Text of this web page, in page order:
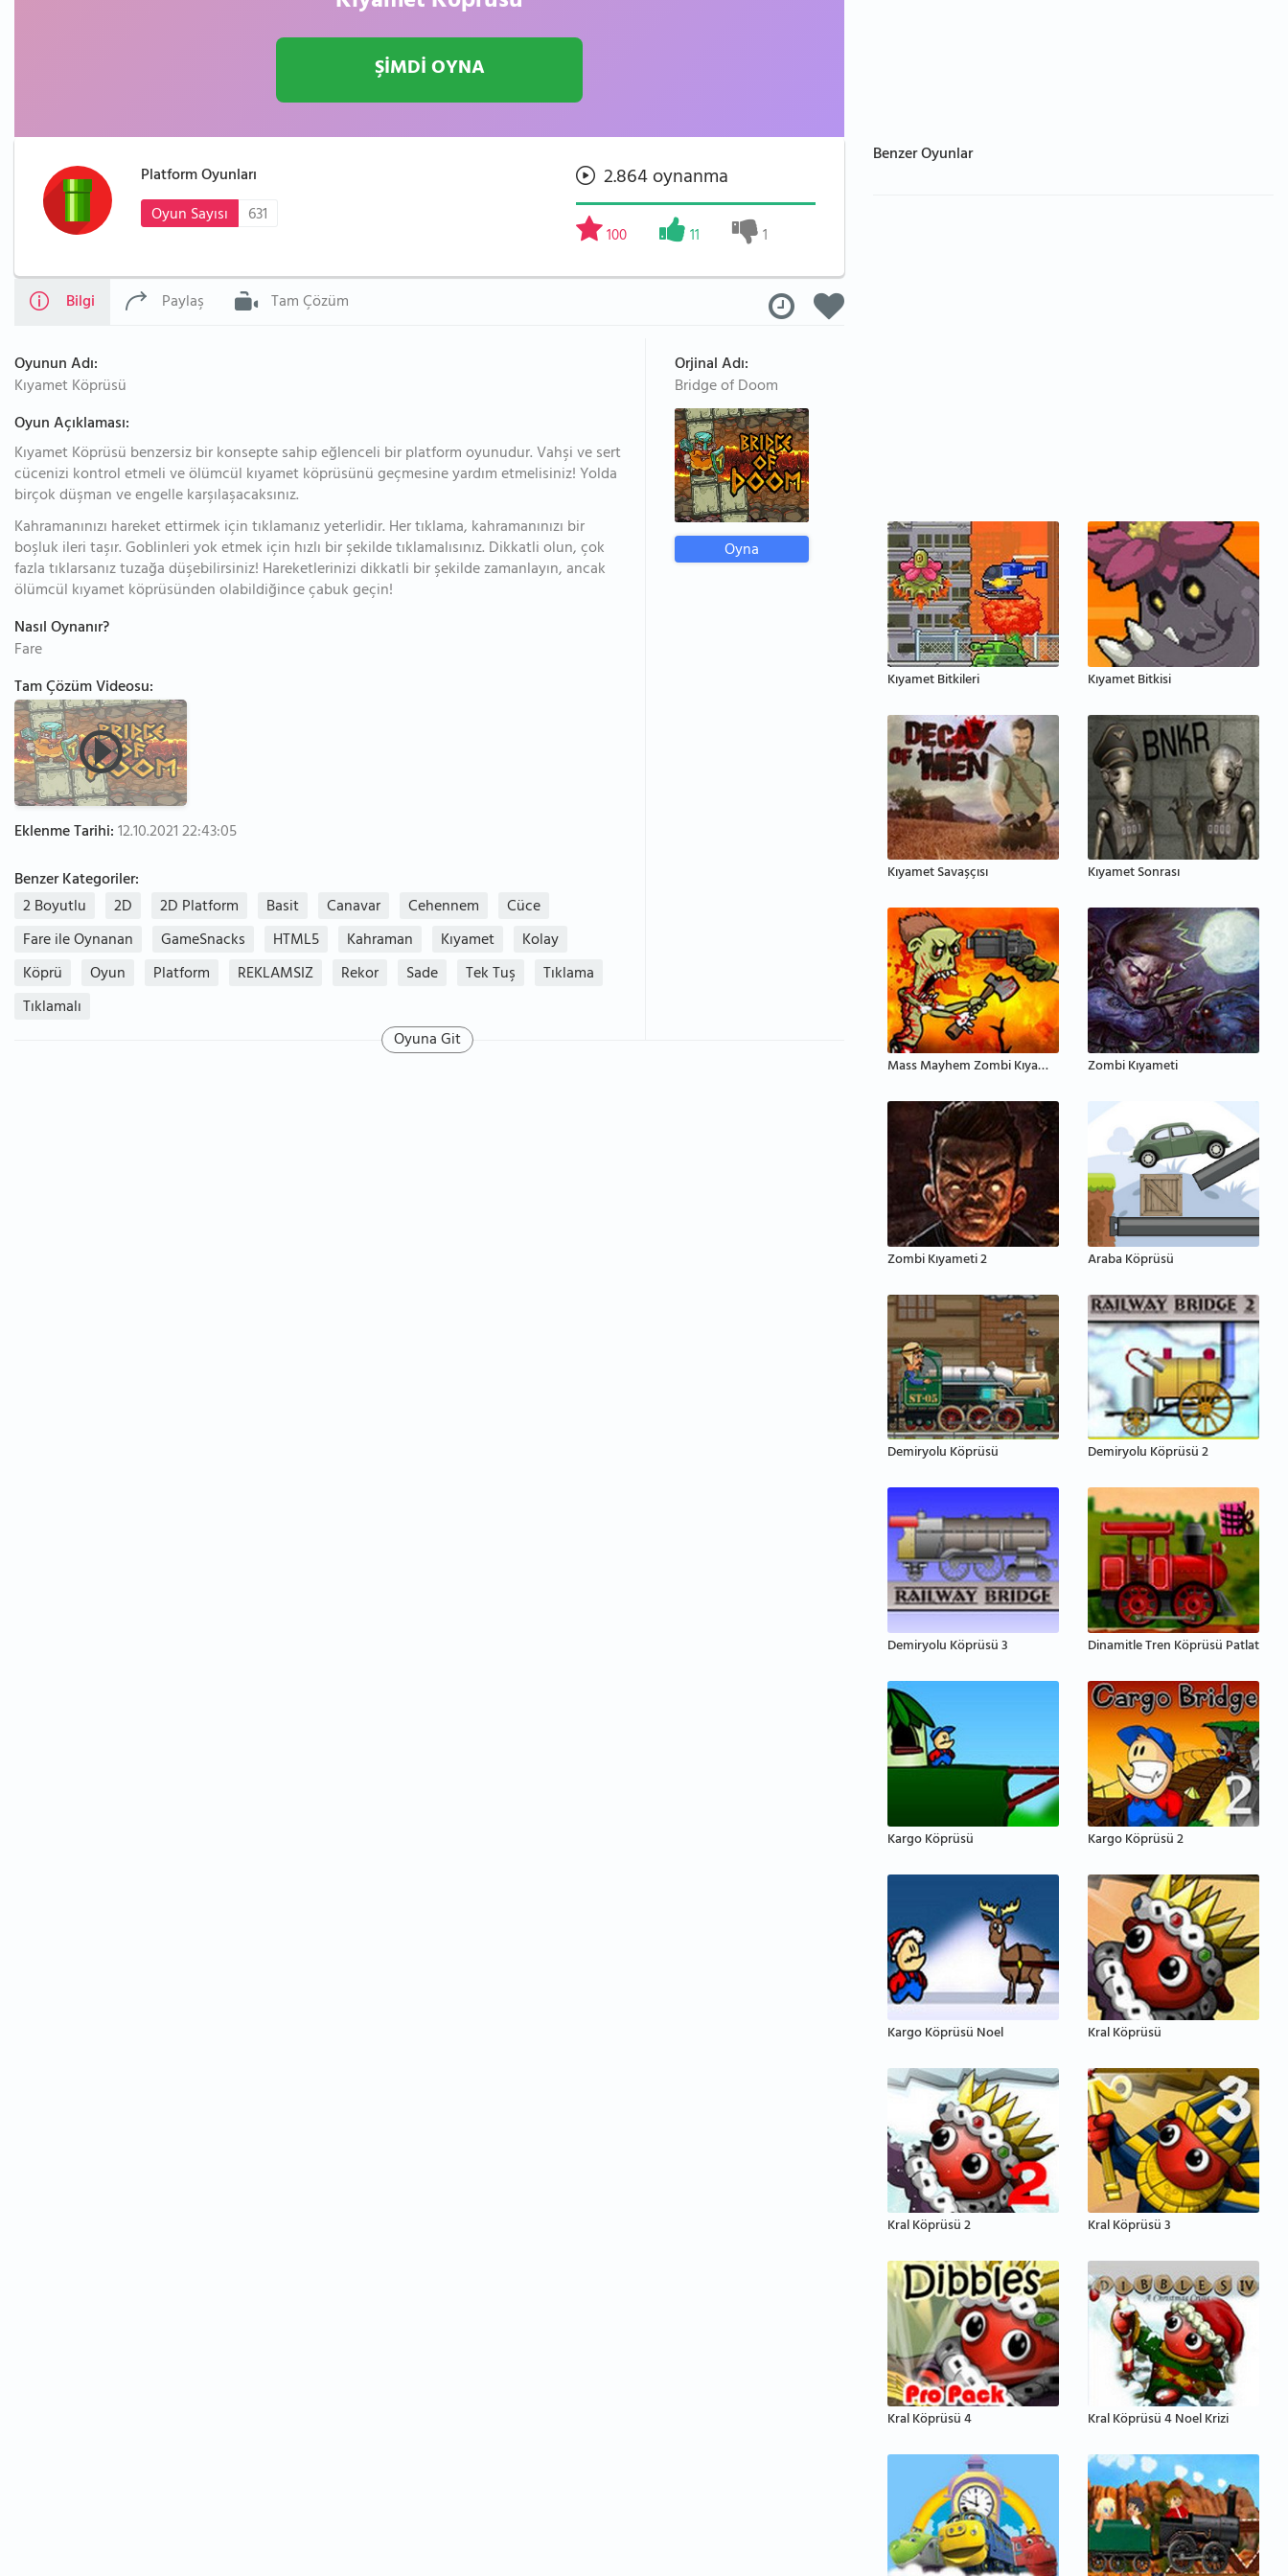
ŞİMDİ OYNA
Platform Oyunları
Oyun Sayısı
631
2.864 oynanma
100 11 1
Bilgi Paylaş Tam Çözüm
Oyunun Adı:
Kıyamet Köprüsü
Oyun Açıklaması:
Kıyamet Köprüsü benzersiz bir konsepte sahip eğlenceli bir platform oyunudur. Vahşi ve sert
cücenizi kontrol etmeli ve ölümcül kıyamet köprüsünü geçmesine yardım etmelisiniz! Yolda
birçok düşman ve engelle karşılaşacaksınız.
Kahramanınızı hareket ettirmek için tıklamanız yeterlidir. Her tıklama, kahramanınızı bir
boşluk ileri taşır. Goblinleri yok etmek için hızlı bir şekilde tıklamalısınız. Dikkatli olun, çok
fazla tıklarsanız tuzağa düşebilirsiniz! Hareketlerinizi dikkatli bir şekilde zamanlayın, ancak
ölümcül kıyamet köprüsünden olabildiğince çabuk geçin!
Nasıl Oynanır?
Fare
Tam Çözüm Videosu:
Eklenme Tarihi:12.10.2021 22:43:05
Benzer Kategoriler:
2 Boyutlu
2D 2D Platform Basit Canavar Cehennem
Cüce
Fare ile Oynanan
GameSnacks HTML5 Kahraman Kıyamet
Kolay
Köprü
Oyun Platform REKLAMSIZ Rekor Sade Tek Tuş
Tıklama
Tıklamalı
Orjinal Adı:
Bridge of Doom
Oyna
Oyuna Git
Benzer Oyunlar
Kıyamet Bitkileri Kıyamet Bitkisi
Kıyamet Savaşçısı Kıyamet Sonrası
Mass Mayhem Zombi Kıyameti Zombi Kıyameti
Zombi Kıyameti 2 Araba Köprüsü
Demiryolu Köprüsü Demiryolu Köprüsü 2
Demiryolu Köprüsü 3 Dinamitle Tren Köprüsü Patlat
Kargo Köprüsü Kargo Köprüsü 2
Kargo Köprüsü Noel Kral Köprüsü
Kral Köprüsü 2 Kral Köprüsü 3
Kral Köprüsü 4 Kral Köprüsü 4 Noel Krizi